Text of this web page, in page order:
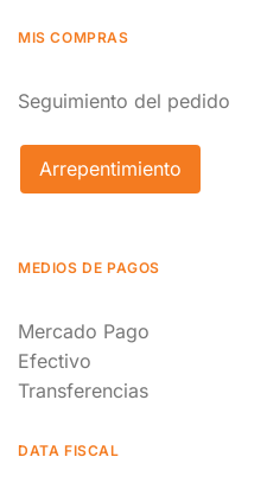
MIS COMPRAS
Seguimiento del pedido
Arrepentimiento
MEDIOS DE PAGOS
Mercado Pago
Efectivo
Transferencias
DATA FISCAL